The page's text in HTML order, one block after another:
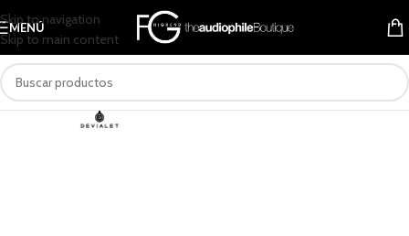
Skip to navigation
Skip to main content
MENÚ